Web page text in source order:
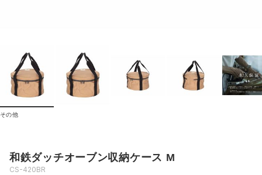
その他
和鉄ダッチオーブン収納ケース M
CS-420BR